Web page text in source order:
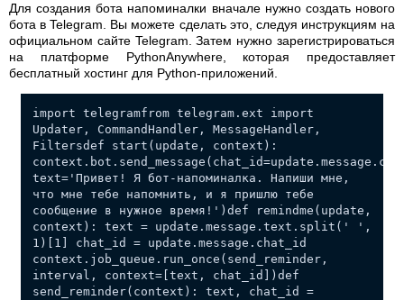
Для создания бота напоминалки вначале нужно создать нового
бота в Telegram. Вы можете сделать это, следуя инструкциям на
официальном сайте Telegram. Затем нужно зарегистрироваться
на платформе PythonAnywhere, которая предоставляет
бесплатный хостинг для Python-приложений.
import telegramfrom telegram.ext import
Updater, CommandHandler, MessageHandler,
Filtersdef start(update, context):
text='Привет! Я бот-напоминалка. Напиши мне,
что мне тебе напомнить, и я пришлю тебе
сообщение в нужное время!')def remindme(update,
context): text = update.message.text.split(' ',
1)[1] chat_id = update.message.chat_id
context.job_queue.run_once(send_reminder,
interval, context=[text, chat_id])def
send_reminder(context): text, chat_id =